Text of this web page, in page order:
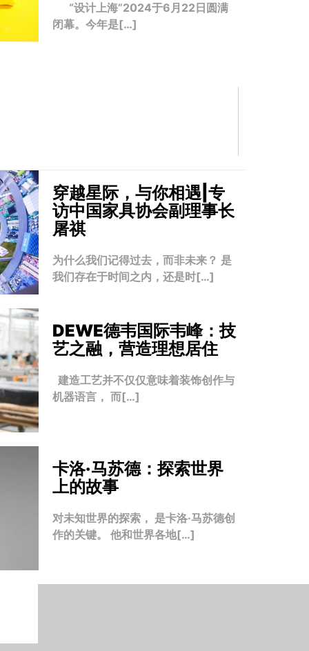
“设计上海”2024于6月22日圆满
闭幕。今年是[…]
穿越星际，与你相遇|专
访中国家具协会副理事长
屠祺
为什么我们记得过去，而非未来？ 是
我们存在于时间之内，还是时[…]
DEWE德韦国际韦峰：技
艺之融，营造理想居住
建造工艺并不仅仅意味着装饰创作与
机器语言， 而[…]
卡洛·马苏德：探索世界
上的故事
对未知世界的探索， 是卡洛·马苏德创
作的关键。 他和世界各地[…]